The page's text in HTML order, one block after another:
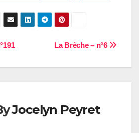
La Brèche – n°6
Jocelyn Peyret